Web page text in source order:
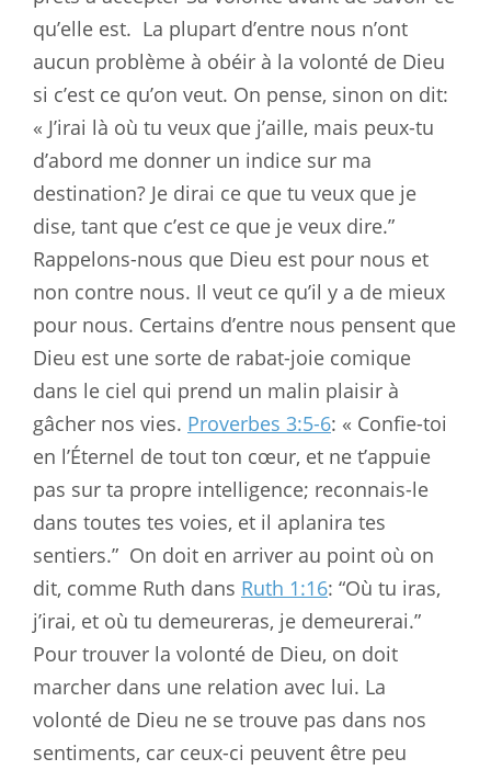
qu’elle est. La plupart d’entre nous n’ont
aucun problème à obéir à la volonté de Dieu
si c’est ce qu’on veut. On pense, sinon on dit:
« J’irai là où tu veux que j’aille, mais peux-tu
d’abord me donner un indice sur ma
destination? Je dirai ce que tu veux que je
dise, tant que c’est ce que je veux dire.”
Rappelons-nous que Dieu est pour nous et
non contre nous. Il veut ce qu’il y a de mieux
pour nous. Certains d’entre nous pensent que
Dieu est une sorte de rabat-joie comique
dans le ciel qui prend un malin plaisir à
gâcher nos vies. Proverbes 3:5-6: « Confie-toi
en l’Éternel de tout ton cœur, et ne t’appuie
pas sur ta propre intelligence; reconnais-le
dans toutes tes voies, et il aplanira tes
sentiers.” On doit en arriver au point où on
dit, comme Ruth dans Ruth 1:16: “Où tu iras,
j’irai, et où tu demeureras, je demeurerai.”
Pour trouver la volonté de Dieu, on doit
marcher dans une relation avec lui. La
volonté de Dieu ne se trouve pas dans nos
sentiments, car ceux-ci peuvent être peu